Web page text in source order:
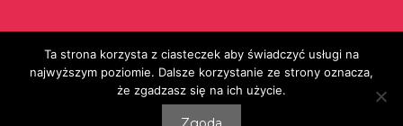
Szukaj:
Ta strona korzysta z ciasteczek aby świadczyć usługi na
najwyższym poziomie. Dalsze korzystanie ze strony oznacza,
że zgadzasz się na ich użycie.